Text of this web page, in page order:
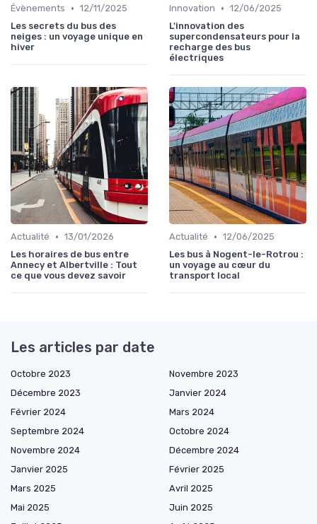
Évènements • 12/11/2025
Les secrets du bus des
neiges : un voyage unique en
hiver
Innovation • 12/06/2025
L'innovation des
supercondensateurs pour la
recharge des bus
électriques
Actualité • 13/01/2026
Les horaires de bus entre
Annecy et Albertville : Tout
ce que vous devez savoir
Actualité • 12/06/2025
Les bus à Nogent-le-Rotrou :
un voyage au cœur du
transport local
Les articles par date
Octobre 2023
Novembre 2023
Décembre 2023
Janvier 2024
Février 2024
Mars 2024
Septembre 2024
Octobre 2024
Novembre 2024
Décembre 2024
Janvier 2025
Février 2025
Mars 2025
Avril 2025
Mai 2025
Juin 2025